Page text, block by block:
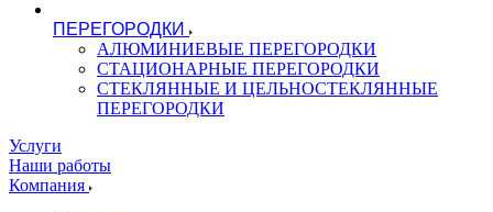
ПЕРЕГОРОДКИ
АЛЮМИНИЕВЫЕ ПЕРЕГОРОДКИ
СТАЦИОНАРНЫЕ ПЕРЕГОРОДКИ
СТЕКЛЯННЫЕ И ЦЕЛЬНОСТЕКЛЯННЫЕ
ПЕРЕГОРОДКИ
Услуги
Наши работы
Компания